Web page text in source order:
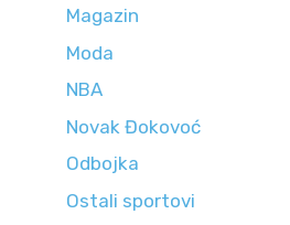
Magazin
Moda
NBA
Novak Đokovoć
Odbojka
Ostali sportovi